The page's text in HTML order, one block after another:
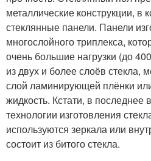
металлические конструкции, в
стеклянные панели. Панели
многослойного триплекса,
очень большие нагрузки (до
из двух и более слоёв стекла,
слой ламинирующей плёнки
жидкость. Кстати, в
технологии изготовления
используются зеркала или
состоит из битого стекла.